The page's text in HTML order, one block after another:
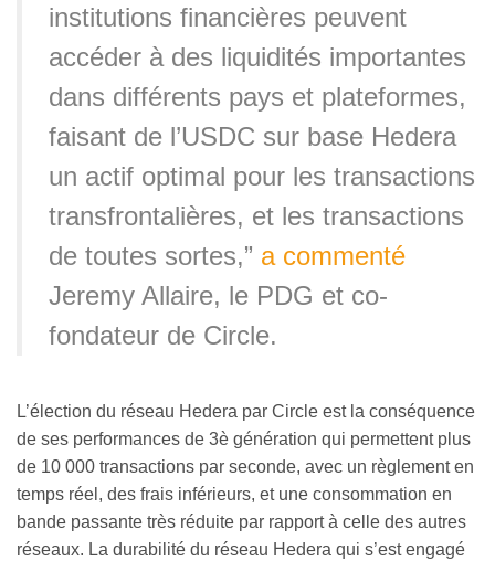
institutions financières peuvent
accéder à des liquidités importantes
dans différents pays et plateformes,
faisant de l’USDC sur base Hedera
un actif optimal pour les transactions
transfrontalières, et les transactions
de toutes sortes,” a commenté
Jeremy Allaire, le PDG et co-
fondateur de Circle.
L’élection du réseau Hedera par Circle est la conséquence
de ses performances de 3è génération qui permettent plus
de 10 000 transactions par seconde, avec un règlement en
temps réel, des frais inférieurs, et une consommation en
bande passante très réduite par rapport à celle des autres
réseaux. La durabilité du réseau Hedera qui s’est engagé